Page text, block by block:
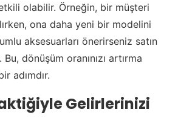
olabilir. Örneğin, bir müşteri
ona daha yeni bir modelini
aksesuarları önerirseniz satın
Bu, dönüşüm oranınızı artırma
adımdır.
Gelirlerinizi